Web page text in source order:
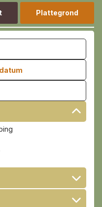
2026/2027!
Plattegrond